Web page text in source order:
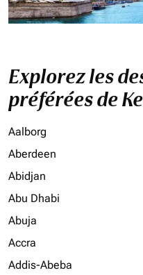
Explorez les
préférées de
Aalborg
Aberdeen
Abidjan
Abu Dhabi
Abuja
Accra
Addis-Abeba